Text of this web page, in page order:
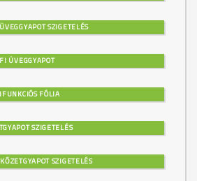
SZIGETELÉS
ÜVEGGYAPOT
FÓLIA
SZIGETELÉS
SZIGETELÉS